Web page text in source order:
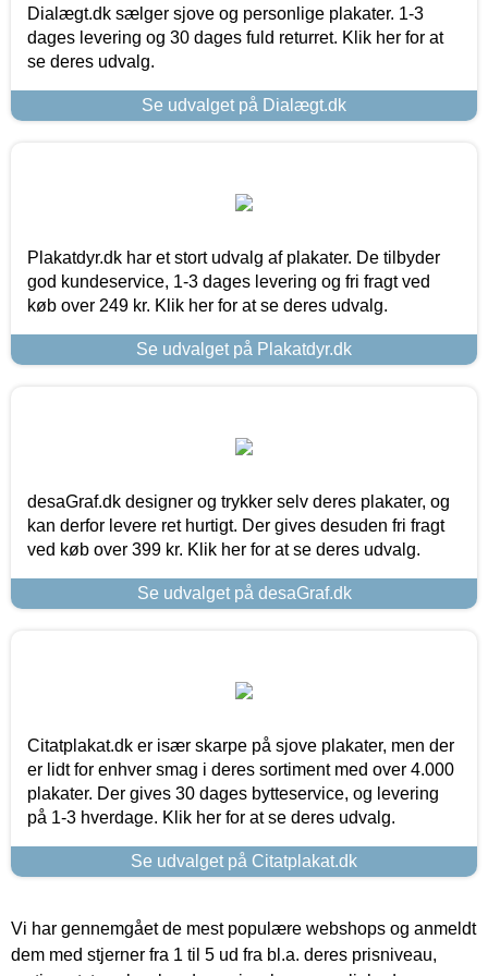
Dialægt.dk sælger sjove og personlige plakater. 1-3
dages levering og 30 dages fuld returret. Klik her for at
se deres udvalg.
Se udvalget på Dialægt.dk
Plakatdyr.dk har et stort udvalg af plakater. De tilbyder
god kundeservice, 1-3 dages levering og fri fragt ved
køb over 249 kr. Klik her for at se deres udvalg.
Se udvalget på Plakatdyr.dk
desaGraf.dk designer og trykker selv deres plakater, og
kan derfor levere ret hurtigt. Der gives desuden fri fragt
ved køb over 399 kr. Klik her for at se deres udvalg.
Se udvalget på desaGraf.dk
Citatplakat.dk er især skarpe på sjove plakater, men der
er lidt for enhver smag i deres sortiment med over 4.000
plakater. Der gives 30 dages bytteservice, og levering
på 1-3 hverdage. Klik her for at se deres udvalg.
Se udvalget på Citatplakat.dk
Vi har gennemgået de mest populære webshops og anmeldt
dem med stjerner fra 1 til 5 ud fra bl.a. deres prisniveau,